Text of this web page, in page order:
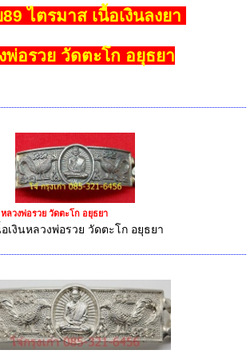
ไตรมาส เนื้อเงินลงยา
พ่อรวย วัดตะโก อยุธยา
ลวงพ่อรวย วัดตะโก อยุธยา
เงินหลวงพ่อรวย วัดตะโก อยุธยา